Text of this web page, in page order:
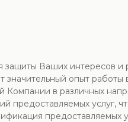
Ваших интересов
опыт работы в
в различных
предоставляемых услуг,
предоставляемых